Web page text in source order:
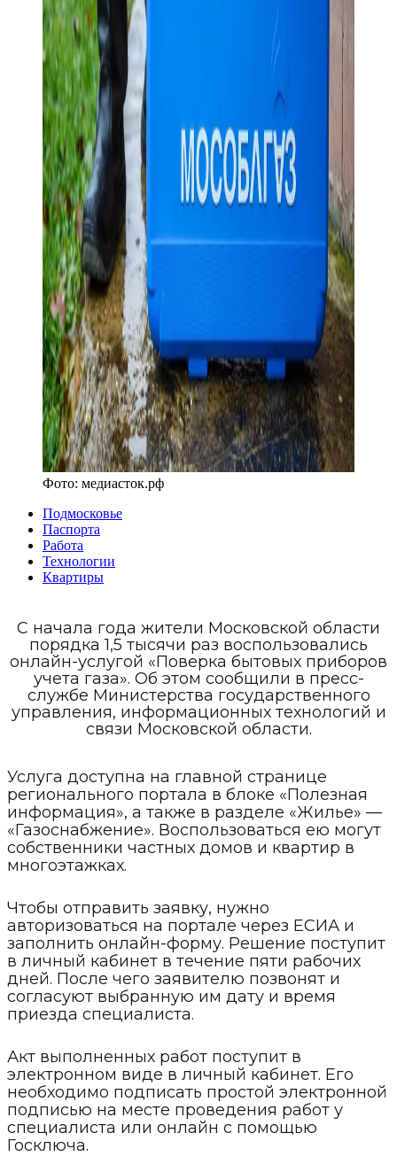
Фото: медиасток.рф
Подмосковье
Паспорта
Работа
Технологии
Квартиры
С начала года жители Московской области
порядка 1,5 тысячи раз воспользовались
онлайн-услугой «Поверка бытовых приборов
учета газа». Об этом сообщили в пресс-
службе Министерства государственного
управления, информационных технологий и
связи Московской области.
Услуга доступна на главной странице
регионального портала в блоке «Полезная
информация», а также в разделе «Жилье» —
«Газоснабжение». Воспользоваться ею могут
собственники частных домов и квартир в
многоэтажках.
Чтобы отправить заявку, нужно
авторизоваться на портале через ЕСИА и
заполнить онлайн-форму. Решение поступит
в личный кабинет в течение пяти рабочих
дней. После чего заявителю позвонят и
согласуют выбранную им дату и время
приезда специалиста.
Акт выполненных работ поступит в
электронном виде в личный кабинет. Его
необходимо подписать простой электронной
подписью на месте проведения работ у
специалиста или онлайн с помощью
Госключа.